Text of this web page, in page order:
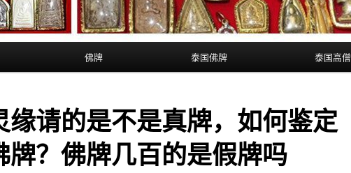
佛牌 泰国佛牌 泰国高僧
缘请的是不是真牌，如何鉴定
牌？佛牌几百的是假牌吗